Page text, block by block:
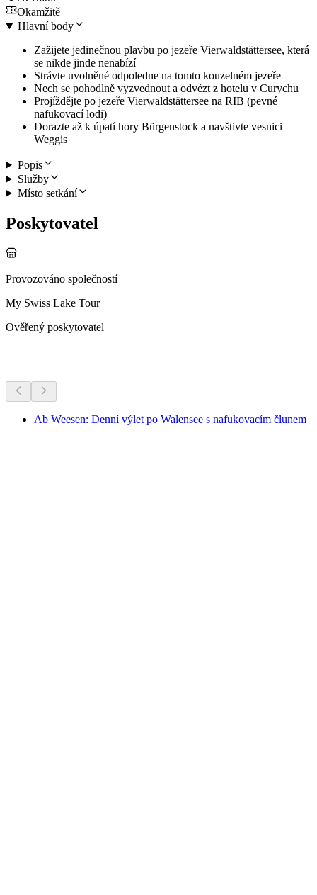
Okamžitě
Hlavní body
Zažijete jedinečnou plavbu po jezeře Vierwaldstättersee, která
se nikde jinde nenabízí
Strávte uvolněné odpoledne na tomto kouzelném jezeře
Nech se pohodlně vyzvednout a odvézt z hotelu v Curychu
Projíždějte po jezeře Vierwaldstättersee na RIB (pevné
nafukovací lodi)
Dorazte až k úpatí hory Bürgenstock a navštivte vesnici
Weggis
Popis
Služby
Místo setkání
Poskytovatel
Provozováno společností
My Swiss Lake Tour
Ověřený poskytovatel
Ab Weesen: Denní výlet po Walensee s nafukovacím člunem